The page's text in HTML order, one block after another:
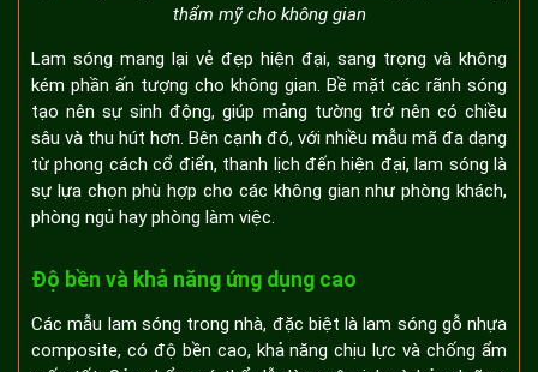
thẩm mỹ cho không gian
Lam sóng mang lại vẻ đẹp hiện đại, sang trọng và không
kém phần ấn tượng cho không gian. Bề mặt các rãnh sóng
tạo nên sự sinh động, giúp mảng tường trở nên có chiều
sâu và thu hút hơn. Bên cạnh đó, với nhiều mẫu mã đa dạng
từ phong cách cổ điển, thanh lịch đến hiện đại, lam sóng là
sự lựa chọn phù hợp cho các không gian như phòng khách,
phòng ngủ hay phòng làm việc.
Độ bền và khả năng ứng dụng cao
Các mẫu lam sóng trong nhà, đặc biệt là lam sóng gỗ nhựa
composite, có độ bền cao, khả năng chịu lực và chống ẩm